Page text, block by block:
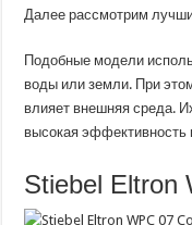
Далее рассмотрим
Подобные модели
воды или земли. При
влияет внешняя среда.
высокая
Stiebel Eltron